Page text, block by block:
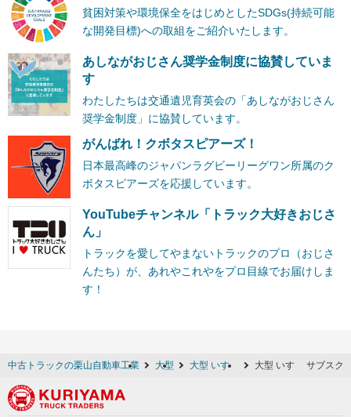
貧困対策や環境保全をはじめとしたSDGs(持続可能
な開発目標)への取組をご紹介いたします。
あしながおじさん奨学金制度に協賛していま
す
わたしたちは交通遺児育英会の「あしながおじさん
奨学金制度」に協賛しています。
がんばれ！クボタスピアーズ！
日本最高峰のジャパンラグビーリーグワン所属のク
ボタスピアーズを応援しています。
YouTubeチャンネル「トラック大好きおじさ
ん」
トラックを愛してやまないトラックのプロ（おじさ
んたち）が、あれやこれやをプロ目線でお届けしま
す！
中古トラックの栗山自動車工業 大型 大型 いすゞ 大型 いすゞ サブスク